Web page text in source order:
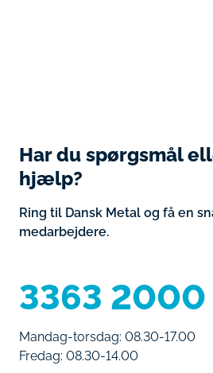
Har du spørgsmål
hjælp?
Ring til Dansk Metal og få en
medarbejdere.
3363 2000
Mandag-torsdag: 08.30-17.00
Fredag: 08.30-14.00